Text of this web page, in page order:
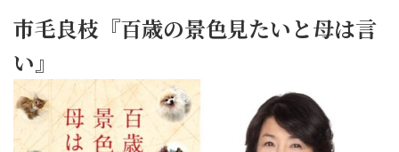
市毛良枝『百歳の景色見たいと母は言
い』